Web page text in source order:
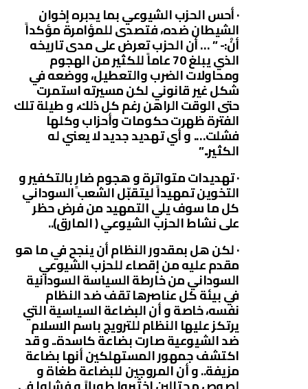
· أحس الحزب الشيوعي بما يدبره إخوان
الشيطان ضده، فتصدى للمؤامرة مؤكداً
أنْ:- ” … أن الحزب تعرض على مدى تاريخه
الذي يبلغ 70 عاماً للكثير من الهجوم
ومحاولات الضرب والتعطيل، ووضعه في
شكل غير قانوني لكن مسيرته استمرت
حتى الوقت الراهن رغم كل ذلك، و طيلة تلك
الفترة ظهرت حكومات وأحزاب وكلها
فشلت…. و أي تهديد جديد لا يعني له
الكثير..”
· تهديدات متواترة و هجوم ضارٍ بالتكفير و
التخوين تمهيداً ليتقبّل الشعب السوداني
كل ما سوف يلي التمهيد من فرض حظر
على نشاط الحزب الشيوعي ( المارق)..
· لكن هل بمقدور النظام أن ينجح في ما هو
مقدم عليه من إقصاء للحزب الشيوعي
السوداني من خارطة السياسة السودانية
في بيئة كل عناصرها تقف ضد النظام
نفسه، خاصة و أن البضاعة السياسية التي
يرتكز عليها النظام للترويج باسم الاسلام
ضد الشيوعية صارت بضاعة كاسدة.. و قد
اكتشف جمهور المستهلكين أنها بضاعة
مزيفة.. و أن المروجين للبضاعة طغاة و